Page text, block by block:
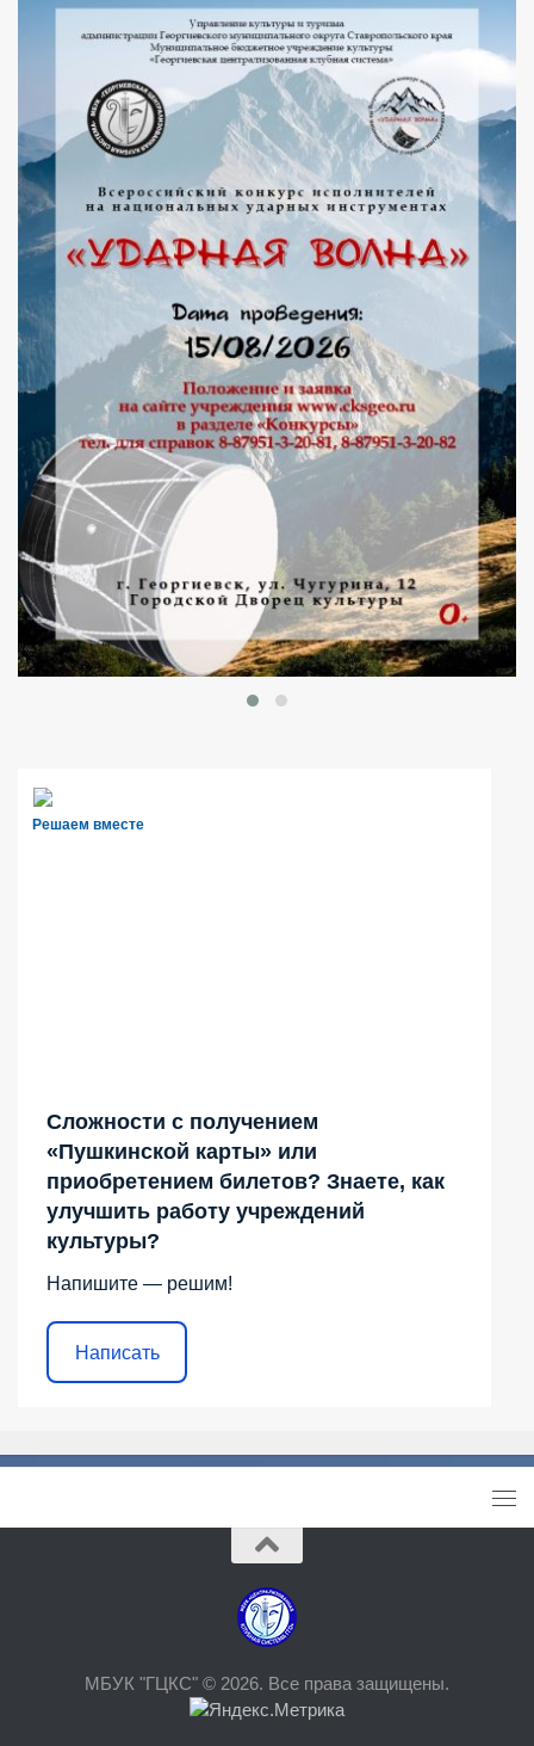
Решаем вместе
Сложности с получением
«Пушкинской карты» или
приобретением билетов? Знаете, как
улучшить работу учреждений
культуры?
Напишите — решим!
Написать
МБУК "ГЦКС" © 2026. Все права защищены.